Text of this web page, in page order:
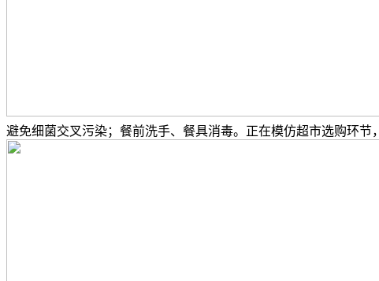
避免细菌交叉污染；餐前洗手、餐具消毒。正在模仿超市选购环节